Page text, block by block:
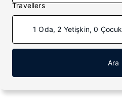
Travellers
1 Oda, 2 Yetişkin, 0 Çocuk
Ara